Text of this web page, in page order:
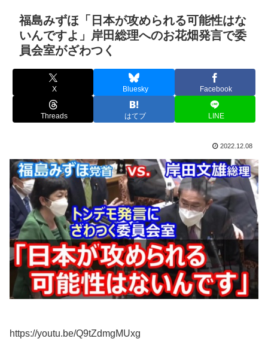
福島みずほ「日本が攻められる可能性はな
いんですよ」岸田総理へのお花畑発言で委
員会室がざわつく
X Bluesky Facebook
Threads はてブ LINE
2022.12.08
https://youtu.be/Q9tZdmgMUxg